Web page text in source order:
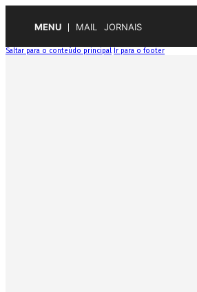
MENU MAIL JORNAIS
Saltar para o conteúdo principal Ir para o footer